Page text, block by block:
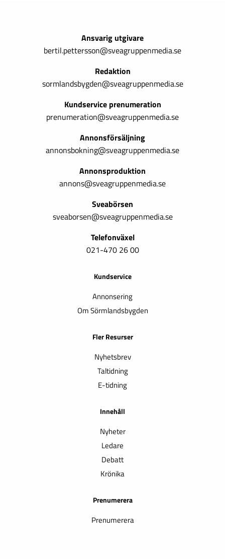
Ansvarig utgivare
bertil.pettersson@sveagruppenmedia.se
Redaktion
sormlandsbygden@sveagruppenmedia.se
Kundservice prenumeration
prenumeration@sveagruppenmedia.se
Annonsförsäljning
annonsbokning@sveagruppenmedia.se
Annonsproduktion
annons@sveagruppenmedia.se
Sveabörsen
sveaborsen@sveagruppenmedia.se
Telefonväxel
021-470 26 00
Kundservice
Annonsering
Om Sörmlandsbygden
Fler Resurser
Nyhetsbrev
Taltidning
E-tidning
Innehåll
Nyheter
Ledare
Debatt
Krönika
Prenumerera
Prenumerera